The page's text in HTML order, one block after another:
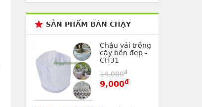
SẢN PHẨM BÁN CHẠY
Chậu vải trồng
cây bền đẹp -
CH31
14,000đ
9,000đ